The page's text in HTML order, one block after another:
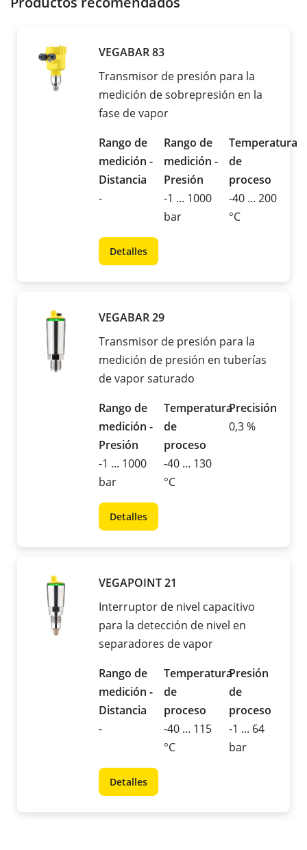
VEGABAR 83
Transmisor de presión para la
medición de sobrepresión en la
fase de vapor
Rango de
medición -
Distancia
-
Rango de
medición -
Presión
-1 ... 1000
bar
Temperatura
de
proceso
-40 ... 200
°C
Detalles
VEGABAR 29
Transmisor de presión para la
medición de presión en tuberías
de vapor saturado
Rango de
medición -
Presión
-1 ... 1000
bar
Temperatura
de
proceso
-40 ... 130
°C
Precisión
0,3 %
Detalles
VEGAPOINT 21
Interruptor de nivel capacitivo
para la detección de nivel en
separadores de vapor
Rango de
medición -
Distancia
-
Temperatura
de
proceso
-40 ... 115
°C
Presión
de
proceso
-1 ... 64
bar
Detalles